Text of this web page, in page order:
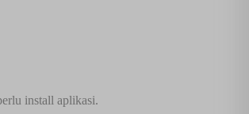
install aplikasi.